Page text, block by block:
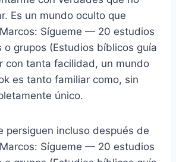
Es un mundo oculto que
Sígueme — 20 estudios
o grupos (Estudios bíblicos guía
con tanta facilidad, un mundo
es tanto familiar como, sin
único.
persiguen incluso después de
Sígueme — 20 estudios